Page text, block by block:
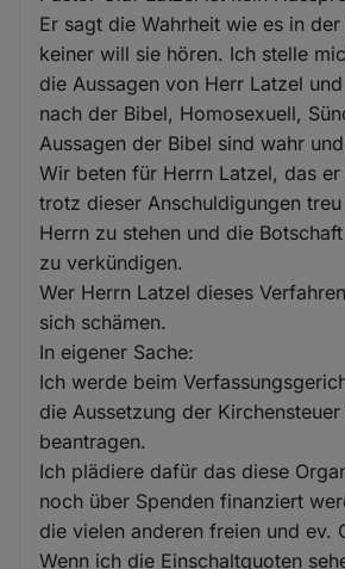
Er sagt die Wahrheit wie es in
keiner will sie hören. Ich stelle
die Aussagen von Herr Latzel
nach der Bibel, Homosexuell,
Aussagen der Bibel sind wahr
Wir beten für Herrn Latzel, das
trotz dieser Anschuldigungen
Herrn zu stehen und die
zu verkündigen.
Wer Herrn Latzel dieses
sich schämen.
In eigener Sache:
Ich werde beim
die Aussetzung der
beantragen.
Ich plädiere dafür das diese
noch über Spenden finanziert
die vielen anderen freien und ev.
Wenn ich die Einschaltquoten